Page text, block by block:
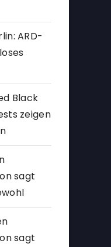
ARD-
Black
zeigen
sagt
sagt